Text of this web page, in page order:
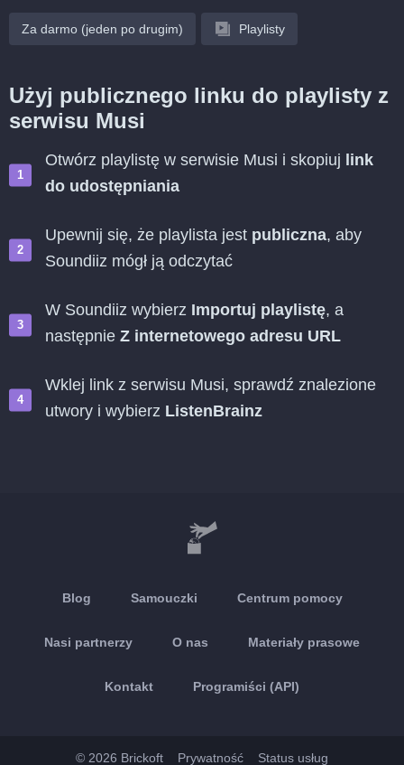
Za darmo (jeden po drugim) Playlisty
Użyj publicznego linku do playlisty z
serwisu Musi
Otwórz playlistę w serwisie Musi i skopiuj link
do udostępniania
Upewnij się, że playlista jest publiczna, aby
Soundiiz mógł ją odczytać
W Soundiiz wybierz Importuj playlistę, a
następnie Z internetowego adresu URL
Wklej link z serwisu Musi, sprawdź znalezione
utwory i wybierz ListenBrainz
Blog Samouczki Centrum pomocy
Nasi partnerzy O nas Materiały prasowe
Kontakt Programiści (API)
© 2026 Brickoft Prywatność Status usług